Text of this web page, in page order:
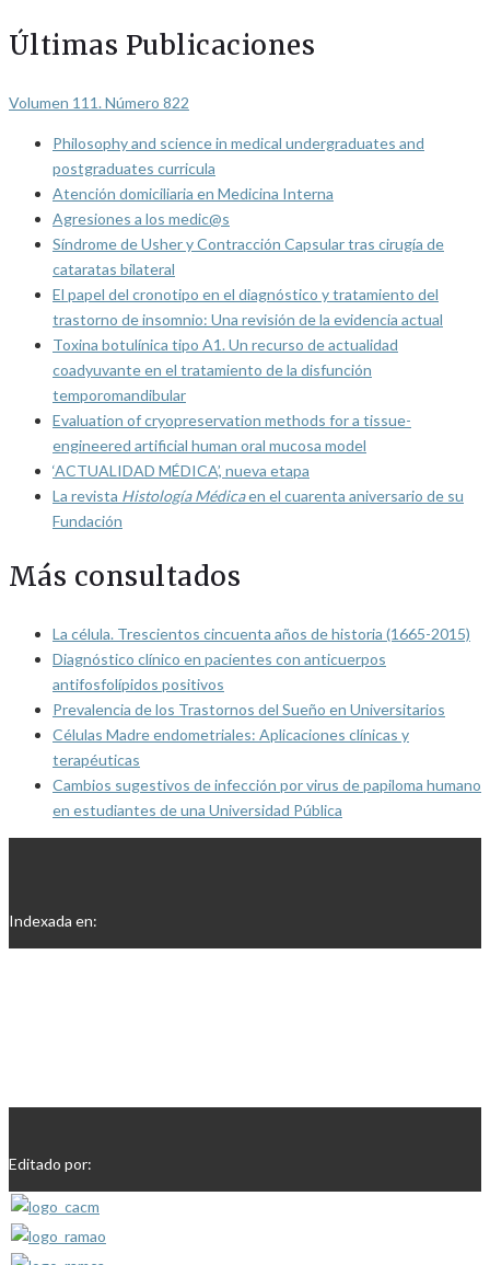
Últimas Publicaciones
Volumen 111. Número 822
Philosophy and science in medical undergraduates and
postgraduates curricula
Atención domiciliaria en Medicina Interna
Agresiones a los medic@s
Síndrome de Usher y Contracción Capsular tras cirugía de
cataratas bilateral
El papel del cronotipo en el diagnóstico y tratamiento del
trastorno de insomnio: Una revisión de la evidencia actual
Toxina botulínica tipo A1. Un recurso de actualidad
coadyuvante en el tratamiento de la disfunción
temporomandibular
Evaluation of cryopreservation methods for a tissue-
engineered artificial human oral mucosa model
‘ACTUALIDAD MÉDICA’, nueva etapa
La revista Histología Médicaen el cuarenta aniversario de su
Fundación
Más consultados
La célula. Trescientos cincuenta años de historia (1665-2015)
Diagnóstico clínico en pacientes con anticuerpos
antifosfolípidos positivos
Prevalencia de los Trastornos del Sueño en Universitarios
Células Madre endometriales: Aplicaciones clínicas y
terapéuticas
Cambios sugestivos de infección por virus de papiloma humano
en estudiantes de una Universidad Pública
Indexada en:
Editado por: